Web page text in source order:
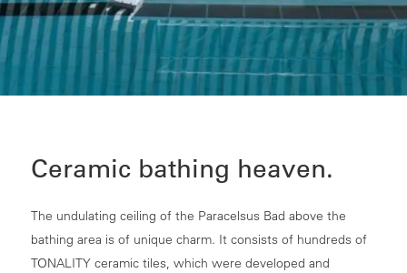
Ceramic bathing heaven.
The undulating ceiling of the Paracelsus Bad above the
bathing area is of unique charm. It consists of hundreds of
TONALITY ceramic tiles, which were developed and